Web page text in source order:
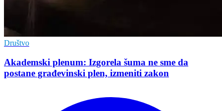
Društvo
Akademski plenum: Izgorela šuma ne sme da
postane građevinski plen, izmeniti zakon